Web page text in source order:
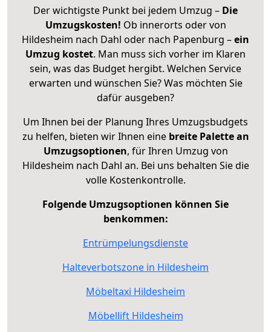
Der wichtigste Punkt bei jedem Umzug – Die
Umzugskosten! Ob innerorts oder von
Hildesheim nach Dahl oder nach Papenburg –ein
Umzug kostet. Man muss sich vorher im Klaren
sein, was das Budget hergibt. Welchen Service
erwarten und wünschen Sie? Was möchten Sie
dafür ausgeben?
Um Ihnen bei der Planung Ihres Umzugsbudgets
zu helfen, bieten wir Ihnen eine breite Palette an
Umzugsoptionen, für Ihren Umzug von
Hildesheim nach Dahl an. Bei uns behalten Sie die
volle Kostenkontrolle.
Folgende Umzugsoptionen können Sie
benkommen:
Entrümpelungsdienste
Halteverbotszone in Hildesheim
Möbeltaxi Hildesheim
Möbellift Hildesheim